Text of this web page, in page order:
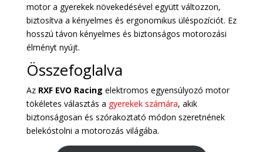
motor a gyerekek növekedésével együtt változzon,
biztosítva a kényelmes és ergonomikus üléspozíciót. Ez
hosszú távon kényelmes és biztonságos motorozási
élményt nyújt.
Összefoglalva
Az RXF EVO Racing elektromos egyensúlyozó motor
tökéletes választás a gyerekek számára, akik
biztonságosan és szórakoztató módon szeretnének
belekóstolni a motorozás világába.